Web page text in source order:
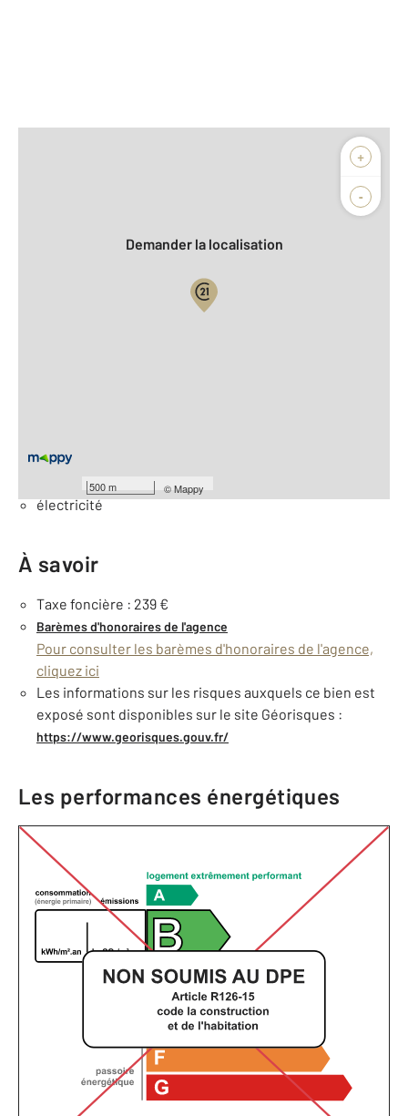
+
-
500 m ©Mappy
Biens vendus
Demander la localisation
Général
électricité
À savoir
Taxe foncière : 239 €
Barèmes d'honoraires de l'agence
Pour consulter les barèmes d'honoraires de l'agence,
cliquez ici
Les informations sur les risques auxquels ce bien est
exposé sont disponibles sur le site Géorisques :
https://www.georisques.gouv.fr/
Les performances énergétiques